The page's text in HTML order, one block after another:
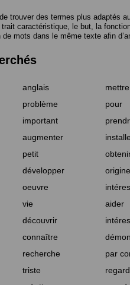
trouver des termes plus adaptés
caractéristique, le but, la
de mots dans le même texte afin
anglais mettre
problème pour
important
augmenter
petit
développer origine
oeuvre
vie aider
découvrir
connaître
recherche par
triste